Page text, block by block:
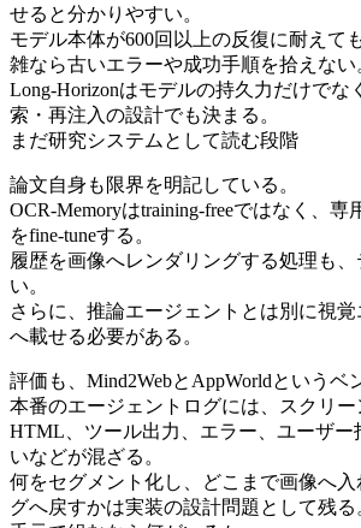
せると分かりやすい。
モデル本体が600回以上の反復に耐えて
雑なら古いエラーや成功手順を拾えない
Long-Horizonはモデルの持久力だけでな
索・再注入の設計でも決まる。
まだ研究システムとして読む段階
論文自身も限界を明記している。
OCR-Memoryはtraining-freeではなく、
をfine-tuneする。
履歴を画像へレンダリングする処理も
い。
さらに、推論エージェントとは別に視覚
へ載せる必要がある。
評価も、Mind2WebとAppWorldというベ
本番のエージェントログには、スクリー
HTML、ツール出力、エラー、ユーザー
いなどが混ざる。
何をセグメント化し、どこまで画像へ入
グへ戻すかは実装の設計問題として残る